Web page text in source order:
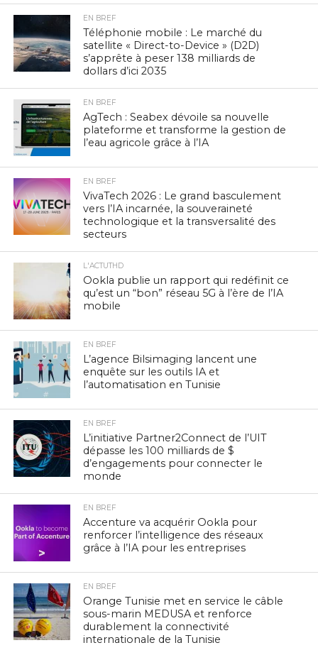
EN BREF
Téléphonie mobile : Le marché du
satellite « Direct-to-Device » (D2D)
s’apprête à peser 138 milliards de
dollars d’ici 2035
EN BREF
AgTech : Seabex dévoile sa nouvelle
plateforme et transforme la gestion de
l’eau agricole grâce à l’IA
EN BREF
VivaTech 2026 : Le grand basculement
vers l’IA incarnée, la souveraineté
technologique et la transversalité des
secteurs
L'ACTUTHD
Ookla publie un rapport qui redéfinit ce
qu’est un “bon” réseau 5G à l’ère de l’IA
mobile
EN BREF
L’agence Bilsimaging lancent une
enquête sur les outils IA et
l’automatisation en Tunisie
EN BREF
L’initiative Partner2Connect de l’UIT
dépasse les 100 milliards de $
d’engagements pour connecter le
monde
EN BREF
Accenture va acquérir Ookla pour
renforcer l’intelligence des réseaux
grâce à l’IA pour les entreprises
EN BREF
Orange Tunisie met en service le câble
sous-marin MEDUSA et renforce
durablement la connectivité
internationale de la Tunisie